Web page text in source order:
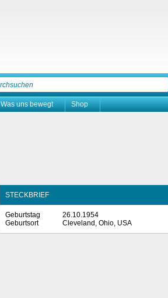
Was uns bewegt Shop
STECKBRIEF
Geburtstag
26.10.1954
Geburtsort
Cleveland, Ohio, USA